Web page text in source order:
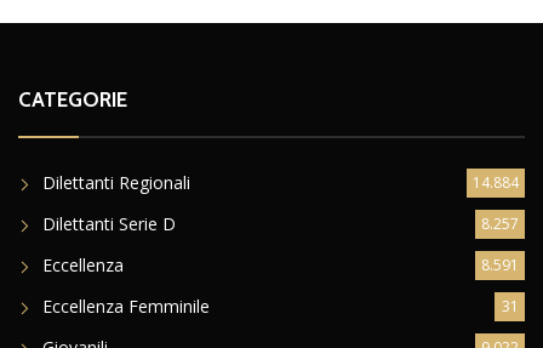
CATEGORIE
Dilettanti Regionali 14.884
Dilettanti Serie D 8.257
Eccellenza 8.591
Eccellenza Femminile 31